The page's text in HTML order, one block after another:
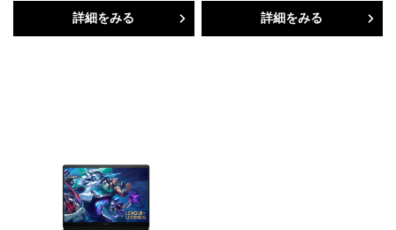
詳細をみる 詳細をみる